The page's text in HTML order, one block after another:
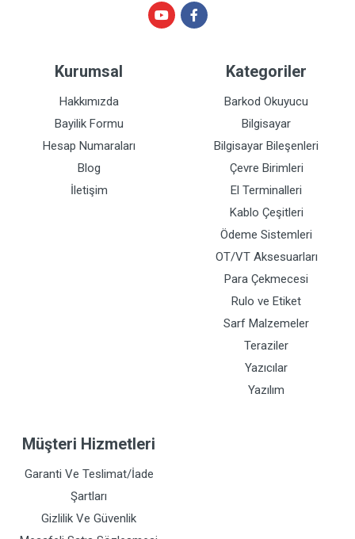
Kurumsal
Hakkımızda
Bayilik Formu
Hesap Numaraları
Blog
İletişim
Kategoriler
Barkod Okuyucu
Bilgisayar
Bilgisayar Bileşenleri
Çevre Birimleri
El Terminalleri
Kablo Çeşitleri
Ödeme Sistemleri
OT/VT Aksesuarları
Para Çekmecesi
Rulo ve Etiket
Sarf Malzemeler
Teraziler
Yazıcılar
Yazılım
Müşteri Hizmetleri
Garanti Ve Teslimat/İade
Şartları
Gizlilik Ve Güvenlik